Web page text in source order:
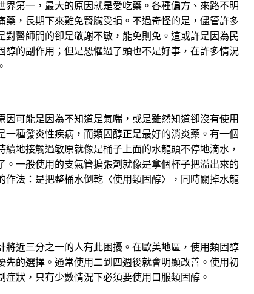
界第一，最大的原因就是愛吃藥。各種偏方、來路不明
藥，長期下來難免腎臟受損。不過奇怪的是，儘管許多
對醫師開的卻是敬謝不敏，能免則免。這或許是因為民
醇的副作用；但是恐懼過了頭也不是好事，在許多情況
因可能是因為不知道是氣喘，或是雖然知道卻沒有使用
一種發炎性疾病，而類固醇正是最好的消炎藥。有一個
續地接觸過敏原就像是桶子上面的水龍頭不停地滴水，
。一般使用的支氣管擴張劑就像是拿個杯子把溢出來的
作法：是把整桶水倒乾〈使用類固醇〉，同時關掉水龍
將近三分之一的人有此困擾。在歐美地區，使用類固醇
先的選擇。通常使用二到四週後就會明顯改善。使用初
狀，只有少數情況下必須要使用口服類固醇。